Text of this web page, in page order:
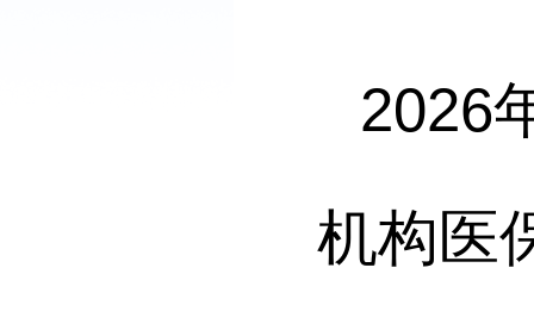
2026
机构医